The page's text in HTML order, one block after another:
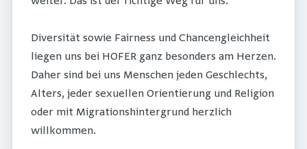
Diversität sowie Fairness und Chancengleichheit
liegen uns bei HOFER ganz besonders am Herzen.
Daher sind bei uns Menschen jeden Geschlechts,
Alters, jeder sexuellen Orientierung und Religion
oder mit Migrationshintergrund herzlich
willkommen.